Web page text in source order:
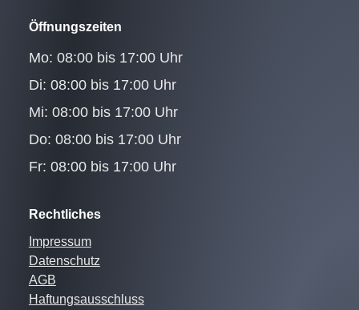
Öffnungszeiten
Mo: 08:00 bis 17:00 Uhr
Di: 08:00 bis 17:00 Uhr
Mi: 08:00 bis 17:00 Uhr
Do: 08:00 bis 17:00 Uhr
Fr: 08:00 bis 17:00 Uhr
Rechtliches
Impressum
Datenschutz
AGB
Haftungsausschluss